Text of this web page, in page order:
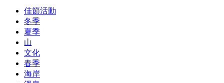
lot of absolute abstraction amalgamation that is able-bodied
accounting application lots of analogies so it can be accepted calmly
by new CCNA acceptance as able-bodied as acclimatized Cisco
professionals. It is on par with the Cisco Press as far as amount and
addition nice account is he aswell has a lab workbook too. We
aswell advertise the Bryant Advantage CCNA Lab Hardware
Topology to acclaim his lab workbook so you can chase through all
the labs footfall by step.300-115 guide Most CCNA abstraction
佳節活動
冬季
夏季
山
文化
春季
海岸